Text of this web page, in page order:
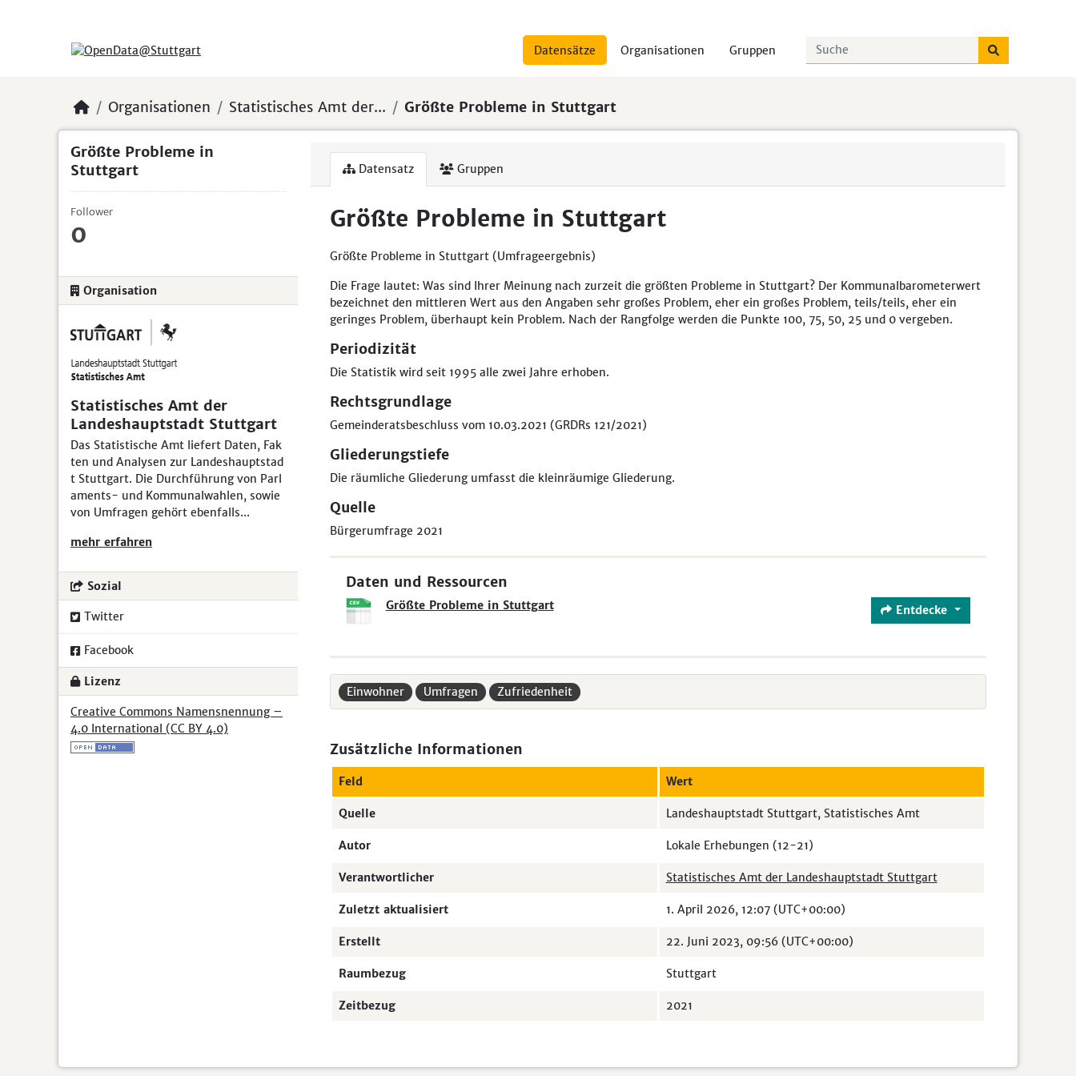
Datensätze Organisationen Gruppen
Organisationen Statistisches Amt der... Größte Probleme in Stuttgart
Größte Probleme in
Stuttgart
Follower
0
Organisation
Statistisches Amt der
Landeshauptstadt Stuttgart
Das Statistische Amt liefert Daten, Fak
ten und Analysen zur Landeshauptstad
t Stuttgart. Die Durchführung von Parl
aments- und Kommunalwahlen, sowie
von Umfragen gehört ebenfalls...
mehr erfahren
Sozial
Twitter
Facebook
Lizenz
Creative Commons Namensnennung –
4.0 International (CC BY 4.0)
Datensatz Gruppen
Größte Probleme in Stuttgart
Größte Probleme in Stuttgart (Umfrageergebnis)
Die Frage lautet: Was sind Ihrer Meinung nach zurzeit die größten Probleme in Stuttgart? Der Kommunalbarometerwert
bezeichnet den mittleren Wert aus den Angaben sehr großes Problem, eher ein großes Problem, teils/teils, eher ein
geringes Problem, überhaupt kein Problem. Nach der Rangfolge werden die Punkte 100, 75, 50, 25 und 0 vergeben.
Periodizität
Die Statistik wird seit 1995 alle zwei Jahre erhoben.
Rechtsgrundlage
Gemeinderatsbeschluss vom 10.03.2021 (GRDRs 121/2021)
Gliederungstiefe
Die räumliche Gliederung umfasst die kleinräumige Gliederung.
Quelle
Bürgerumfrage 2021
Daten und Ressourcen
Größte Probleme in Stuttgart Entdecke
Einwohner Umfragen Zufriedenheit
Zusätzliche Informationen
Feld Wert
Quelle Landeshauptstadt Stuttgart, Statistisches Amt
Autor Lokale Erhebungen (12-21)
Verantwortlicher Statistisches Amt der Landeshauptstadt Stuttgart
Zuletzt aktualisiert 1. April 2026, 12:07 (UTC+00:00)
Erstellt 22. Juni 2023, 09:56 (UTC+00:00)
Raumbezug Stuttgart
Zeitbezug 2021